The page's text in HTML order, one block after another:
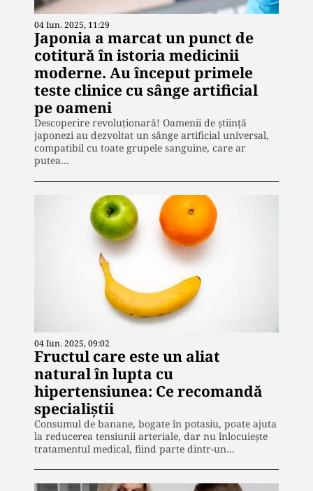
04 Iun. 2025, 11:29
Japonia a marcat un punct de
cotitură în istoria medicinii
moderne. Au început primele
teste clinice cu sânge artificial
pe oameni
Descoperire revoluționară! Oamenii de știință
japonezi au dezvoltat un sânge artificial universal,
compatibil cu toate grupele sanguine, care ar
putea…
04 Iun. 2025, 09:02
Fructul care este un aliat
natural în lupta cu
hipertensiunea: Ce recomandă
specialiștii
Consumul de banane, bogate în potasiu, poate ajuta
la reducerea tensiunii arteriale, dar nu înlocuiește
tratamentul medical, fiind parte dintr-un…